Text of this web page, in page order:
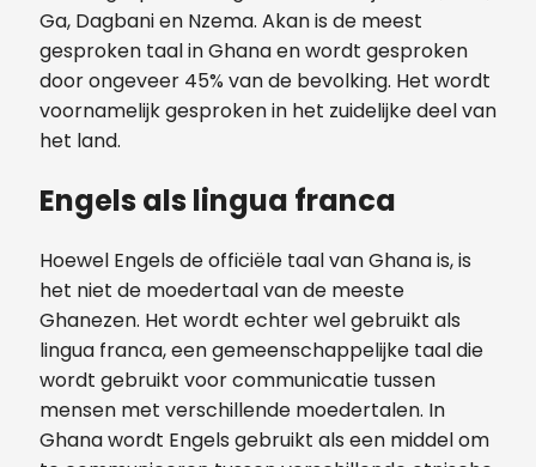
Ga, Dagbani en Nzema. Akan is de meest
gesproken taal in Ghana en wordt gesproken
door ongeveer 45% van de bevolking. Het wordt
voornamelijk gesproken in het zuidelijke deel van
het land.
Engels als lingua franca
Hoewel Engels de officiële taal van Ghana is, is
het niet de moedertaal van de meeste
Ghanezen. Het wordt echter wel gebruikt als
lingua franca, een gemeenschappelijke taal die
wordt gebruikt voor communicatie tussen
mensen met verschillende moedertalen. In
Ghana wordt Engels gebruikt als een middel om